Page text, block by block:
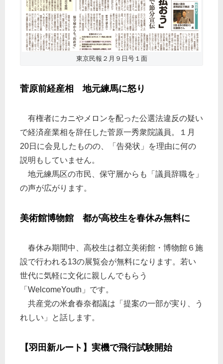
東京民報２月９日号１面
菅原前経産相 地元練馬に怒り
有権者にカニやメロンを配った公選法違反の疑い
で経済産業相を辞任した菅原一秀衆院議員。１月
20日に会見したものの、「告発状」を理由に何の
説明もしていません。
地元練馬区の市民、保守層からも「議員辞職を」
の声が広がります。
美術館博物館 都が高校生を春休み無料に
春休み期間中、高校生は都立美術館・博物館６施
設で行われる13の展覧会が無料になります。若い
世代に気軽に文化に親しんでもらう
「WelcomeYouth」です。
共産党の米倉春奈都議は「提案の一部が実り、う
れしい」と話します。
【羽田新ルート】実機で飛行試験開始